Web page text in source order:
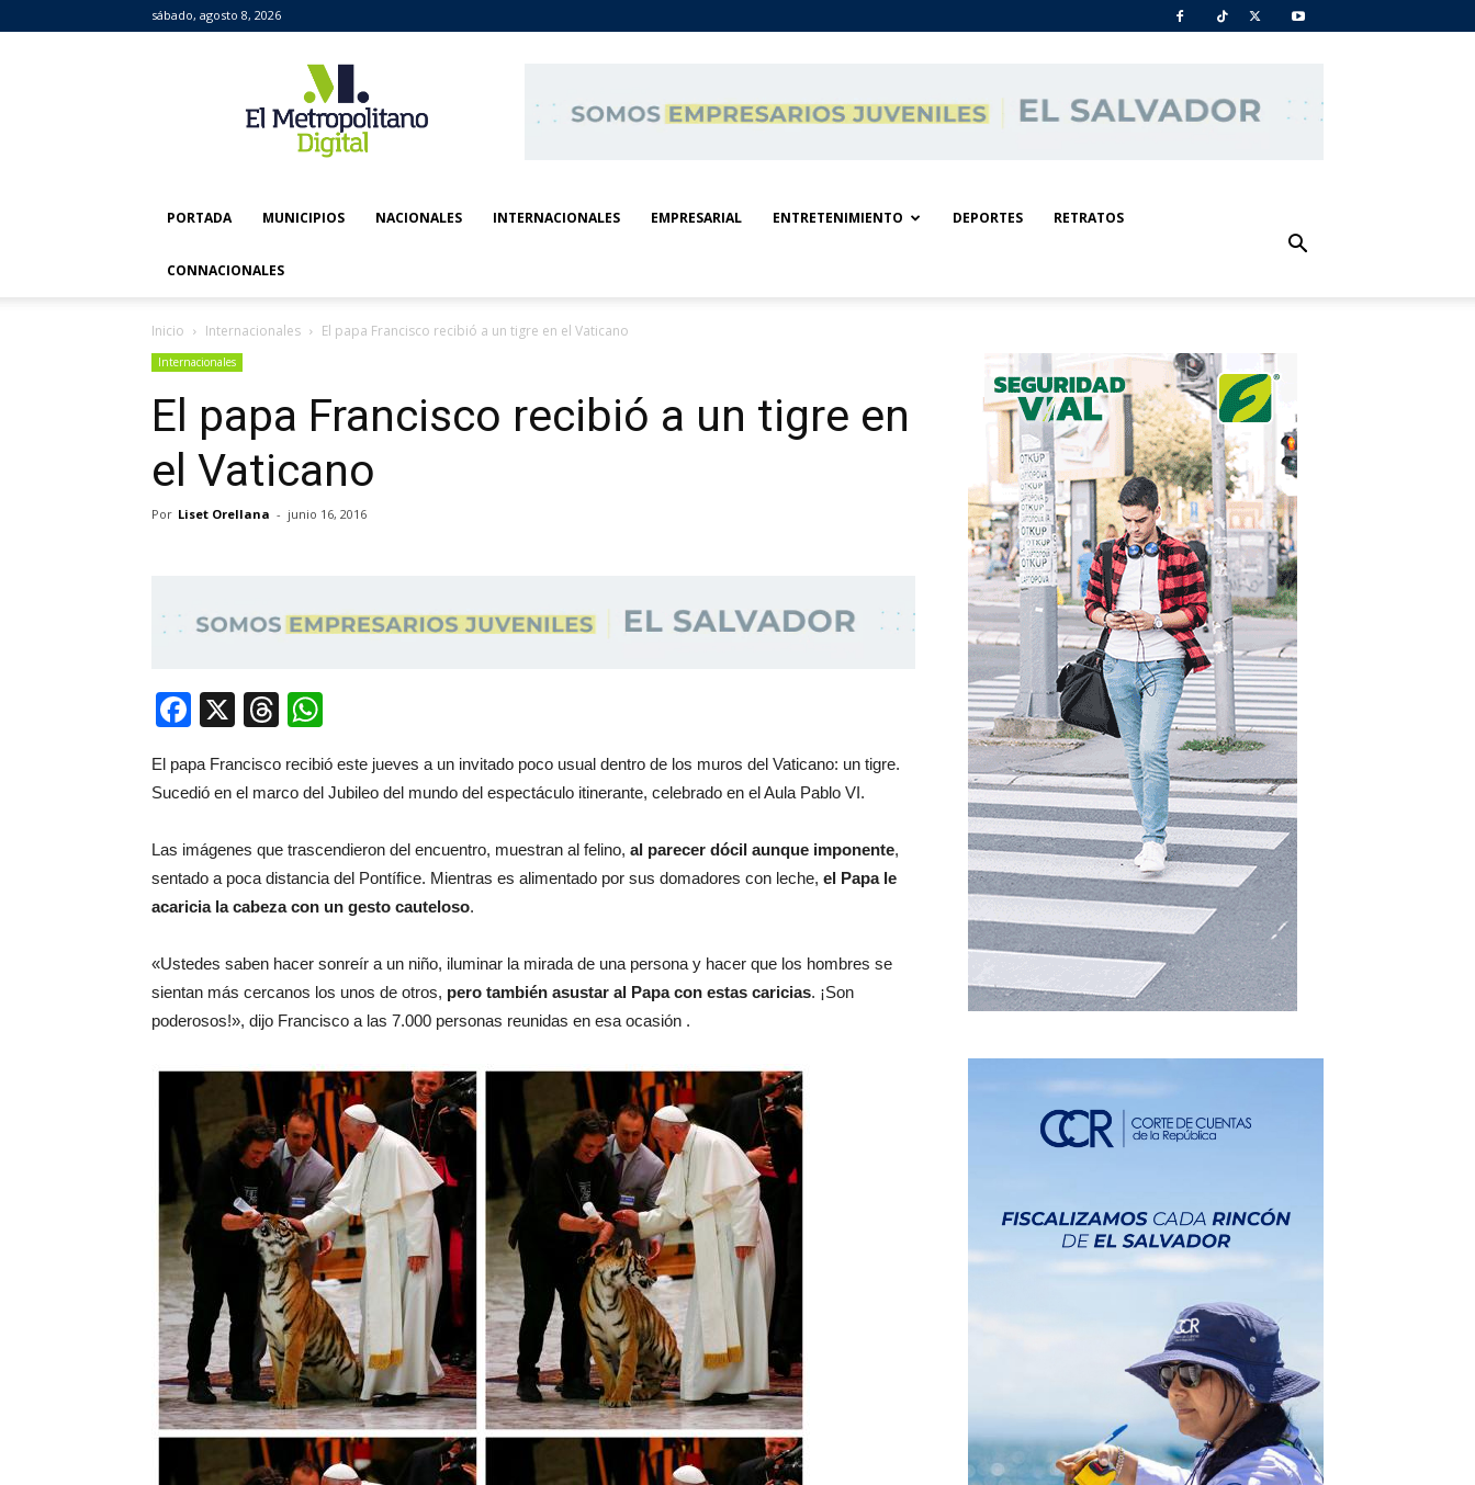
sábado, agosto 8, 2026
Metropolitano
Digital
PORTADA MUNICIPIOS NACIONALES INTERNACIONALES EMPRESARIAL ENTRETENIMIENTO DEPORTES RETRATOS
CONNACIONALES
Inicio Internacionales El papa Francisco recibió a un tigre en el Vaticano
Internacionales
El papa Francisco recibió a un tigre en
el Vaticano
Por Liset Orellana - junio 16, 2016
Facebook
X Threads
El papa Francisco recibió este jueves a un invitado poco usual dentro de los muros del Vaticano: un tigre.
Sucedió en el marco del Jubileo del mundo del espectáculo itinerante, celebrado en el Aula Pablo VI.
Las imágenes que trascendieron del encuentro, muestran al felino, al parecer dócil aunque imponente,
sentado a poca distancia del Pontífice. Mientras es alimentado por sus domadores con leche, el Papa le
acaricia la cabeza con un gesto cauteloso.
«Ustedes saben hacer sonreír a un niño, iluminar la mirada de una persona y hacer que los hombres se
sientan más cercanos los unos de otros, pero también asustar al Papa con estas caricias. ¡Son
poderosos!», dijo Francisco a las 7.000 personas reunidas en esa ocasión .